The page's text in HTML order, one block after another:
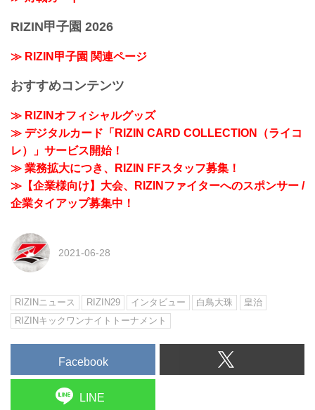
RIZIN甲子園 2026
≫ RIZIN甲子園 関連ページ
おすすめコンテンツ
≫ RIZINオフィシャルグッズ
≫ デジタルカード「RIZIN CARD COLLECTION（ライコ
レ）」サービス開始！
≫ 業務拡大につき、RIZIN FFスタッフ募集！
≫【企業様向け】大会、RIZINファイターへのスポンサー /
企業タイアップ募集中！
2021-06-28
RIZINニュース RIZIN29 インタビュー 白鳥大珠
皇治
RIZINキックワンナイトトーナメント
Facebook
LINE